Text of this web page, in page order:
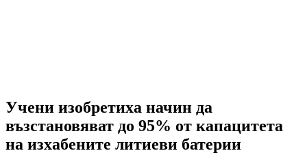
Учени изобретиха начин да
възстановяват до 95% от капацитета
на изхабените литиеви батерии